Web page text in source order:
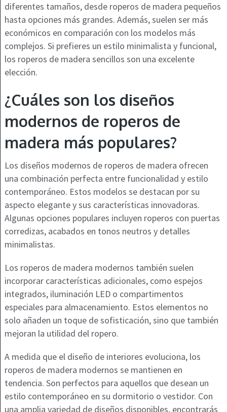
diferentes tamaños, desde roperos de madera pequeños
hasta opciones más grandes. Además, suelen ser más
económicos en comparación con los modelos más
complejos. Si prefieres un estilo minimalista y funcional,
los roperos de madera sencillos son una excelente
elección.
¿Cuáles son los diseños
modernos de roperos de
madera más populares?
Los diseños modernos de roperos de madera ofrecen
una combinación perfecta entre funcionalidad y estilo
contemporáneo. Estos modelos se destacan por su
aspecto elegante y sus características innovadoras.
Algunas opciones populares incluyen roperos con puertas
corredizas, acabados en tonos neutros y detalles
minimalistas.
Los roperos de madera modernos también suelen
incorporar características adicionales, como espejos
integrados, iluminación LED o compartimentos
especiales para almacenamiento. Estos elementos no
solo añaden un toque de sofisticación, sino que también
mejoran la utilidad del ropero.
A medida que el diseño de interiores evoluciona, los
roperos de madera modernos se mantienen en
tendencia. Son perfectos para aquellos que desean un
estilo contemporáneo en su dormitorio o vestidor. Con
una amplia variedad de diseños disponibles, encontrarás